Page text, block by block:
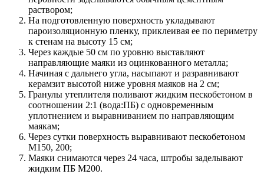
раствором;
На подготовленную поверхность укладывают
пароизоляционную пленку, приклеивая ее по периметру
к стенам на высоту 15 см;
Через каждые 50 см по уровню выставляют
направляющие маяки из оцинкованного металла;
Начиная с дальнего угла, насыпают и разравнивают
керамзит высотой ниже уровня маяков на 2 см;
Гранулы утеплителя поливают жидким пескобетоном в
соотношении 2:1 (вода:ПБ) с одновременным
уплотнением и выравниванием по направляющим
маякам;
Через сутки поверхность выравнивают пескобетоном
М150, 200;
Маяки снимаются через 24 часа, штробы заделывают
жидким ПБ М200.